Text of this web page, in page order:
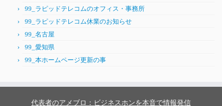
99_ラピッドテレコムのオフィス・事務所
99_ラピッドテレコム休業のお知らせ
99_名古屋
99_愛知県
99_本ホームページ更新の事
代表者のアメブロ：ビジネスホンを本音で情報発信